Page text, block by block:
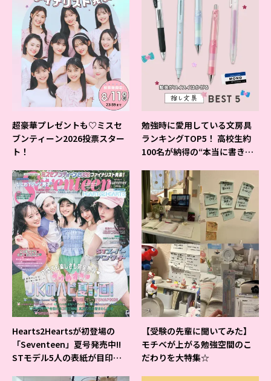
超豪華プレゼントも♡ミスセ
ブンティーン2026投票スター
ト！
勉強時に愛用している文房具
ランキングTOP5！ 高校生約
100名が納得の“本当に書きや
Hearts2Heartsが初登場の
「Seventeen」夏号発売中!!
STモデル5人の表紙が目印だ
【受験の先輩に聞いてみた】
モチベが上がる勉強空間のこ
だわりを大特集☆